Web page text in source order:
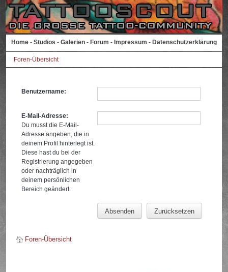
Home - Studios - Galerien - Forum - Impressum - Datenschutzerklärung
Foren-Übersicht
Benutzername:
E-Mail-Adresse:
Du musst die E-Mail-
Adresse angeben, die in
deinem Profil hinterlegt ist.
Diese hast du bei der
Registrierung angegeben
oder nachträglich in
deinem persönlichen
Bereich geändert.
Foren-Übersicht